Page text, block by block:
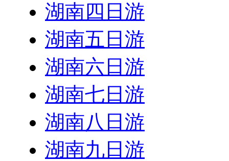
湖南四日游
湖南五日游
湖南六日游
湖南七日游
湖南八日游
湖南九日游